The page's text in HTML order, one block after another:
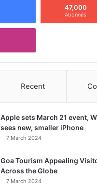
47,000
Abonnés
Recent
Apple sets March 21 event,
sees new, smaller iPhone
7 March 2024
Goa Tourism Appealing
Across the Globe
7 March 2024